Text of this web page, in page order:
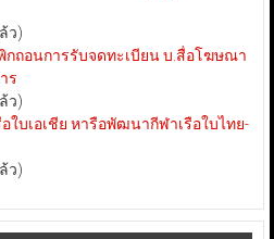
ว)
พิกถอนการรับจดทะเบียน บ.สื่อโฆษณา
ร
ว)
ใบเอเชีย หารือพัฒนากีฬาเรือใบไทย-
ว)